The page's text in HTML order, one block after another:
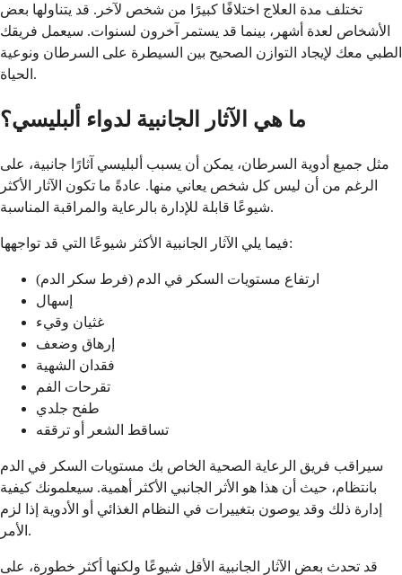
تختلف مدة العلاج اختلافًا كبيرًا من شخص لآخر. قد يتناولها بعض
الأشخاص لعدة أشهر، بينما قد يستمر آخرون لسنوات. سيعمل فريقك
الطبي معك لإيجاد التوازن الصحيح بين السيطرة على السرطان ونوعية
الحياة.
ما هي الآثار الجانبية لدواء ألبليسي؟
مثل جميع أدوية السرطان، يمكن أن يسبب ألبليسي آثارًا جانبية، على
الرغم من أن ليس كل شخص يعاني منها. عادةً ما تكون الآثار الأكثر
شيوعًا قابلة للإدارة بالرعاية والمراقبة المناسبة.
فيما يلي الآثار الجانبية الأكثر شيوعًا التي قد تواجهها:
ارتفاع مستويات السكر في الدم (فرط سكر الدم)
إسهال
غثيان وقيء
إرهاق وضعف
فقدان الشهية
تقرحات الفم
طفح جلدي
تساقط الشعر أو ترققه
سيراقب فريق الرعاية الصحية الخاص بك مستويات السكر في الدم
بانتظام، حيث أن هذا هو الأثر الجانبي الأكثر أهمية. سيعلمونك كيفية
إدارة ذلك وقد يوصون بتغييرات في النظام الغذائي أو الأدوية إذا لزم
الأمر.
قد تحدث بعض الآثار الجانبية الأقل شيوعًا ولكنها أكثر خطورة، على